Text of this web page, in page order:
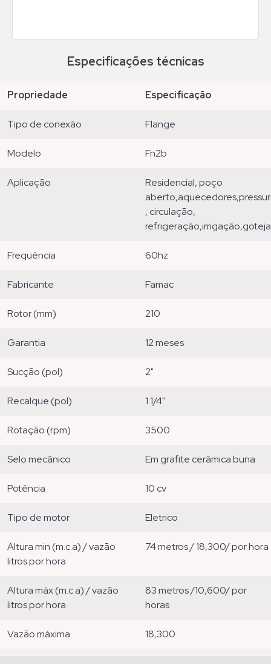
Especificações técnicas
propriedade especificação
tipo de conexão flange
modelo fn2b
aplicação
residencial, poço
, circulação,
frequência 60hz
fabricante famac
rotor (mm) 210
garantia 12 meses
sucção (pol) 2"
recalque (pol) 1 1/4"
rotação (rpm) 3500
selo mecânico em grafite cerâmica buna
potência 10 cv
tipo de motor eletrico
altura min (m.c.a) / vazão
litros por hora
74 metros / 18,300/ por hora
altura máx (m.c.a) / vazão
litros por hora
83 metros /10,600/ por
horas
vazão máxima 18,300